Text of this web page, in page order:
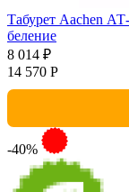
Табурет Aachen
беление
8 014 ₽
14 570 Р
-40%